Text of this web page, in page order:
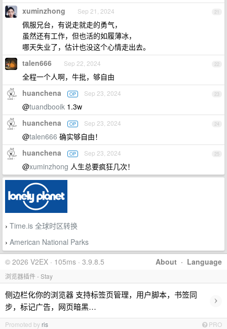
21
xuminzhong Sep 21, 2024
佩服兄台，有说走就走的勇气，
虽然还有工作，但也活的如履薄冰，
哪天失业了，估计也没这个心情走出去。
22
talen666 Sep 22, 2024
全程一个人啊，牛批，够自由
23
huanchena OP Sep 23, 2024
@tuandbooik 1.3w
24
huanchena OP Sep 23, 2024
@talen666 确实够自由！
25
huanchena OP Sep 23, 2024
@xuminzhong 人生总要疯狂几次！
› Time.is 全球时区转换
› American National Parks
About · Language
© 2026 V2EX · 105ms · 3.9.8.5
浏览器插件 - Stay
侧边栏化你的浏览器 支持标签页管理，用户脚本，书签同
步，标记广告，网页暗黑…
›
Promoted by ris PRO